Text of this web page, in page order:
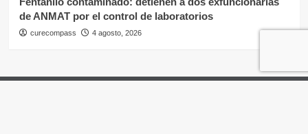
de ANMAT por el control de laboratorios
curecompass 4 agosto, 2026